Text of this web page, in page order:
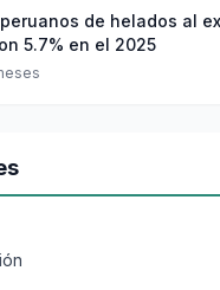
de helados al
5.7% en el 2025